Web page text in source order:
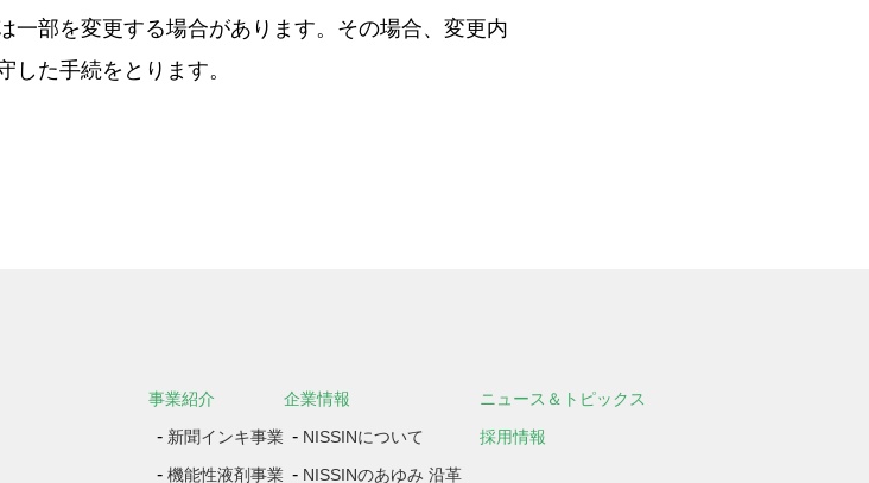
一部を変更する場合があります。その場合、変更内
した手続をとります。
事業紹介
新聞インキ事業
機能性液剤事業
企業情報
NISSINについて
NISSINのあゆみ 沿革
ニュース＆トピックス
採用情報